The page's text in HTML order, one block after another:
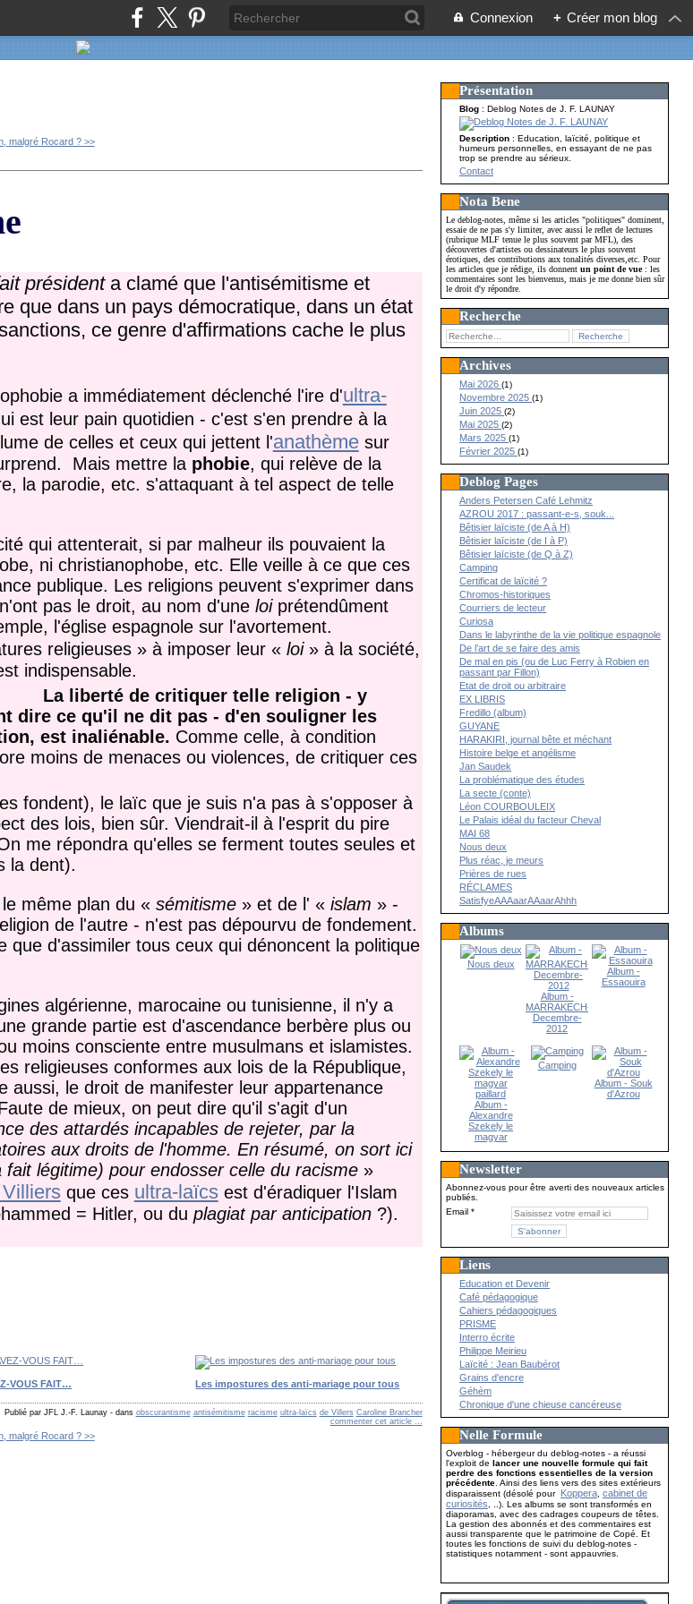
Connexion + Créer mon blog
malgré Rocard ? >>
présidenta clamé que l'antisémitisme et
que dans un pays démocratique, dans un état
ce genre d'affirmations cache le plus
a immédiatement déclenché l'ire d'ultra-
est leur pain quotidien - c'est s'en prendre à la
de celles et ceux qui jettent l'anathèmesur
Mais mettre la phobie, qui relève de la
la parodie, etc. s'attaquant à tel aspect de telle
qui attenterait, si par malheur ils pouvaient la
ni christianophobe, etc. Elle veille à ce que ces
publique. Les religions peuvent s'exprimer dans
pas le droit, au nom d'une loiprétendûment
l'église espagnole sur l'avortement.
religieuses » à imposer leur « loi» à la société,
indispensable.
La liberté de critiquer telle religion - y
dire ce qu'il ne dit pas - d'en souligner les
est inaliénable. Comme celle, à condition
moins de menaces ou violences, de critiquer ces
fondent), le laïc que je suis n'a pas à s'opposer à
des lois, bien sûr. Viendrait-il à l'esprit du pire
me répondra qu'elles se ferment toutes seules et
la dent).
même plan du « sémitisme » et de l' « islam » -
de l'autre - n'est pas dépourvu de fondement.
d'assimiler tous ceux qui dénoncent la politique
algérienne, marocaine ou tunisienne, il n'y a
grande partie est d'ascendance berbère plus ou
moins consciente entre musulmans et islamistes.
religieuses conformes aux lois de la République,
aussi, le droit de manifester leur appartenance
de mieux, on peut dire qu'il s'agit d'un
des attardés incapables de rejeter, par la
aux droits de l'homme. En résumé, on sort ici
légitime) pour endosser celle du racisme»
que ces ultra-laïcsest d'éradiquer l'Islam
= Hitler, ou du plagiat par anticipation?).
VOUS FAIT… Les impostures des anti-mariage pour tous
Publié par JFL J.-F. Launay -dans obscurantisme antisémitisme racisme ultra-laïcs de Villers Caroline Brancher
commenter cet article …
malgré Rocard ? >>
Présentation
Blog : Deblog Notes de J. F. LAUNAY
Description: Education, laïcité, politique et
humeurs personnelles, en essayant de ne pas
trop se prendre au sérieux.
Contact
Nota Bene
Le deblog-notes, même si les articles "politiques" dominent,
essaie de ne pas s'y limiter, avec aussi le reflet de lectures
(rubrique MLF tenue le plus souvent par MFL), des
découvertes d'artistes ou dessinateurs le plus souvent
érotiques, des contributions aux tonalités diverses,etc. Pour
les articles que je rédige, ils donnentun point de vue: les
commentaires sont les bienvenus, mais je me donne bien sûr
le droit d'y répondre.
Recherche
Archives
Mai 2026(1)
Novembre 2025(1)
Juin 2025(2)
Mai 2025(2)
Mars 2025(1)
Février 2025(1)
Deblog Pages
Anders Petersen Café Lehmitz
AZROU 2017 : passant-e-s, souk...
Bêtisier laïciste (de A à H)
Bêtisier laïciste (de I à P)
Bêtisier laïciste (de Q à Z)
Camping
Certificat de laïcité ?
Chromos-historiques
Courriers de lecteur
Curiosa
Dans le labyrinthe de la vie politique espagnole
De l’art de se faire des amis
De mal en pis (ou de Luc Ferry à Robien en
passant par Fillon)
Etat de droit ou arbitraire
EX LIBRIS
Fredillo (album)
GUYANE
HARAKIRI, journal bête et méchant
Histoire belge et angélisme
Jan Saudek
La problématique des études
La secte (conte)
Léon COURBOULEIX
Le Palais idéal du facteur Cheval
MAI 68
Nous deux
Plus réac, je meurs
Prières de rues
RÉCLAMES
SatisfyeAAAaarAAaarAhhh
Albums
Nous deux
Album -
MARRAKECH-
Decembre-
2012
Album -
Essaouira
Album -
Alexandre
Szekely le
magyar
Camping
Album - Souk
d'Azrou
Newsletter
Abonnez-vous pour être averti des nouveaux articles
publiés.
Email
Liens
Education et Devenir
Café pédagogique
Cahiers pédagogiques
PRISME
Interro écrite
Philippe Meirieu
Laïcité : Jean Baubérot
Grains d'encre
Géhèm
Chronique d'une chieuse cancéreuse
Nelle Formule
Overblog - hébergeur du deblog-notes - a réussi
l'exploit delancer une nouvelle formule qui fait
perdre des fonctions essentielles de la version
précédente . Ainsi des liens vers des sites extérieurs
disparaissent (désolé pour Koppera ,cabinet de
curiosités , ..). Les albums se sont transformés en
diaporamas, avec des cadrages coupeurs de têtes.
La gestion des abonnés et des commentaires est
aussi transparente que le patrimoine de Copé. Et
toutes les fonctions de suivi du deblog-notes -
statistiques notamment - sont appauvries.